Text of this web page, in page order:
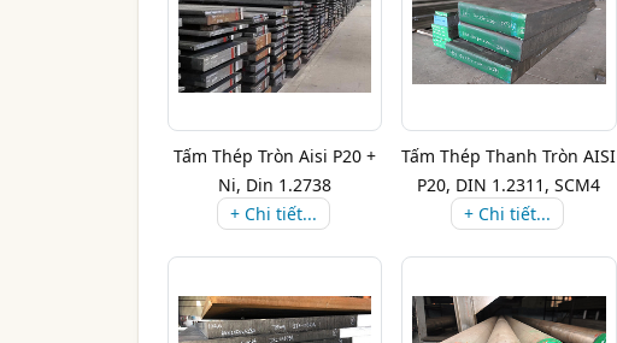
Tấm Thép Tròn Aisi P20 +
Ni, Din 1.2738
+ Chi tiết...
Tấm Thép Thanh Tròn AISI
P20, DIN 1.2311, SCM4
+ Chi tiết...